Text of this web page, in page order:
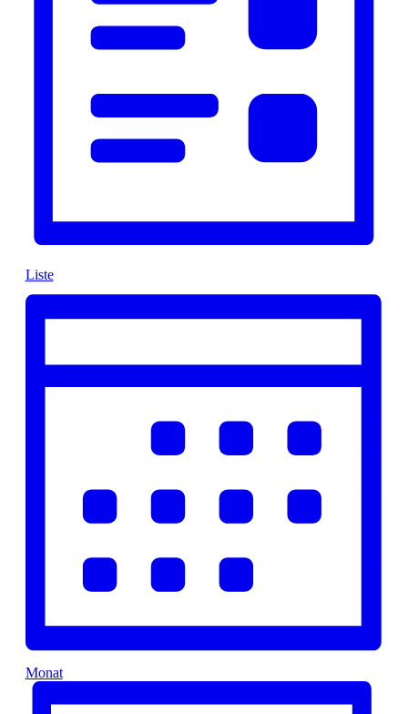
Liste
Monat